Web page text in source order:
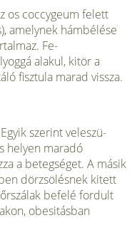
os coccygeum fe­lett
amelynek hámbélése
Fe­
alakul, kitör a
fisztula marad vissza.
szerint veleszü­
helyen maradó
a betegséget. A másik
dörzsölésnek kitett
befelé fordult
obesitásban